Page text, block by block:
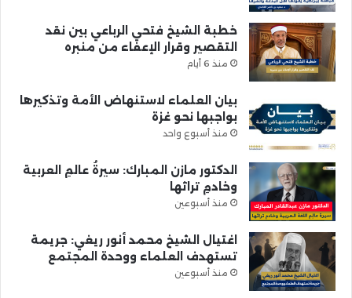
خطبة الشيخ فتحي الرباعي بين نقد
التقصير وقرار الإعفاء من منبره
منذ 6 أيام
بيان العلماء لاستنهاض الأمة وتذكيرها
بواجبها نحو غزة
منذ أسبوع واحد
الدكتور مازن المبارك: سيرةُ عالمِ العربية
وخادمِ تراثها
منذ أسبوعين
اغتيال الشيخ محمد أنور ريغي: جريمة
تستهدف العلماء ووحدة المجتمع
منذ أسبوعين